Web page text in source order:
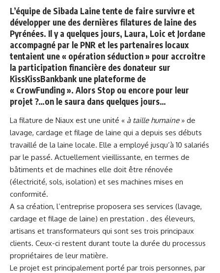
L’équipe de Sibada Laine tente de faire survivre et
développer une des dernières filatures de laine des
Pyrénées. Il y a quelques jours, Laura, Loic et Jordane
accompagné par le PNR et les partenaires locaux
tentaient une « opération séduction » pour accroitre
la participation financière des donateur sur
KissKissBankbank une plateforme de
« CrowFunding ». Alors Stop ou encore pour leur
projet ?…on le saura dans quelques jours…
La filature de Niaux est une unité « à taille humaine» de
lavage, cardage et filage de laine qui a depuis ses débuts
travaillé de la laine locale. Elle a employé jusqu’à 10 salariés
par le passé. Actuellement vieillissante, en termes de
bâtiments et de machines elle doit être rénovée
(électricité, sols, isolation) et ses machines mises en
conformité.
A sa création, l’entreprise proposera ses services (lavage,
cardage et filage de laine) en prestation . des éleveurs,
artisans et transformateurs qui sont ses trois principaux
clients. Ceux-ci restent durant toute la durée du processus
propriétaires de leur matière.
Le projet est principalement porté par trois personnes, par